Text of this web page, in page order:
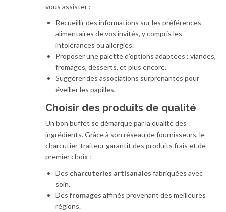
vous assister :
Recueillir des informations sur les préférences
alimentaires de vos invités, y compris les
intolérances ou allergies.
Proposer une palette d’options adaptées : viandes,
fromages, desserts, et plus encore.
Suggérer des associations surprenantes pour
éveiller les papilles.
Choisir des produits de qualité
Un bon buffet se démarque par la qualité des
ingrédients. Grâce à son réseau de fournisseurs, le
charcutier-traiteur garantit des produits frais et de
premier choix :
Des charcuteries artisanales fabriquées avec
soin.
Des fromages affinés provenant des meilleures
régions.